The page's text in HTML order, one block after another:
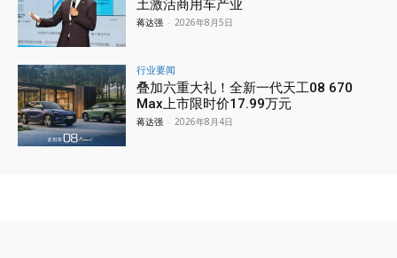
土激活商用车产业
蒋达强 - 2026年8月5日
行业要闻
叠加六重大礼！全新一代天工08 670
Max上市限时价17.99万元
蒋达强 - 2026年8月4日